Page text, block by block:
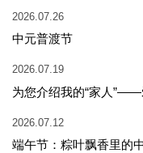
2026.07.26
中元普渡节
2026.07.19
为您介绍我的“家人”——
2026.07.12
端午节：粽叶飘香里的